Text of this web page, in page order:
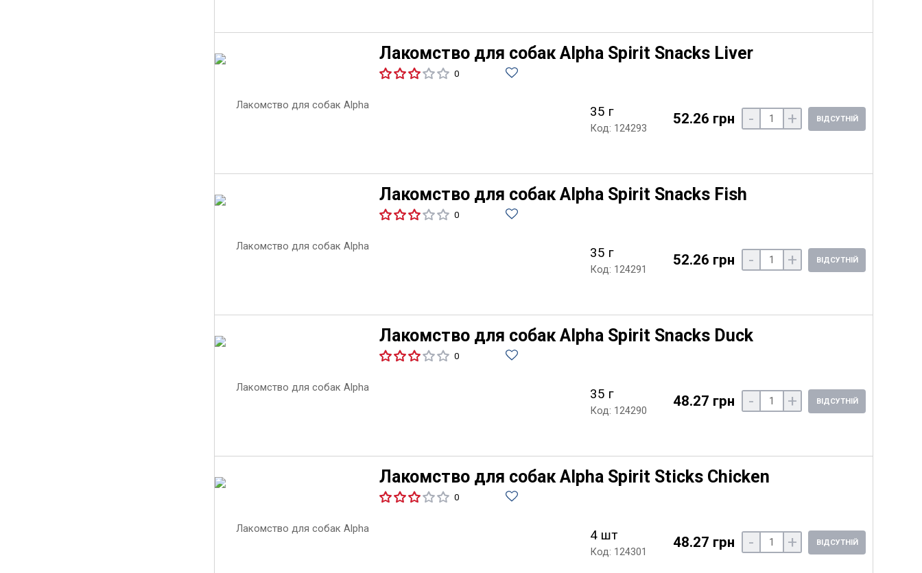
Лакомство для собак Alpha Spirit Snacks Liver
0
35 г
Код: 124293
52.26 грн - + ВІДСУТНІЙ
Лакомство для собак Alpha Spirit Snacks Fish
0
35 г
Код: 124291
52.26 грн - + ВІДСУТНІЙ
Лакомство для собак Alpha Spirit Snacks Duck
0
35 г
Код: 124290
48.27 грн - + ВІДСУТНІЙ
Лакомство для собак Alpha Spirit Sticks Chicken
0
4 шт
Код: 124301
48.27 грн - + ВІДСУТНІЙ